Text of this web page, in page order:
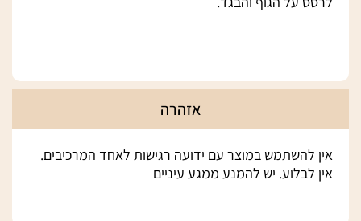
אזהרה
אין להשתמש במוצר עם ידועה רגישות לאחד המרכיבים.
אין לבלוע. יש להמנע ממגע עיניים